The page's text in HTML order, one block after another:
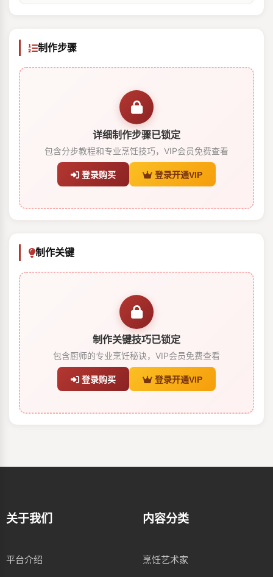
制作步骤
详细制作步骤已锁定
包含分步教程和专业烹饪技巧，VIP会员免费查看
登录购买 登录开通VIP
制作关键
制作关键技巧已锁定
包含厨师的专业烹饪秘诀，VIP会员免费查看
登录购买 登录开通VIP
关于我们
平台介绍
内容分类
烹饪艺术家